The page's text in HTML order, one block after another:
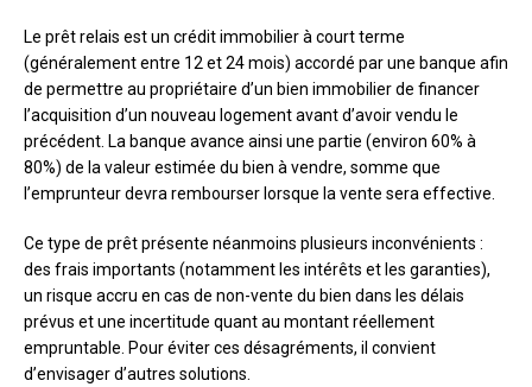
Le prêt relais est un crédit immobilier à court terme
(généralement entre 12 et 24 mois) accordé par une banque afin
de permettre au propriétaire d’un bien immobilier de financer
l’acquisition d’un nouveau logement avant d’avoir vendu le
précédent. La banque avance ainsi une partie (environ 60% à
80%) de la valeur estimée du bien à vendre, somme que
l’emprunteur devra rembourser lorsque la vente sera effective.
Ce type de prêt présente néanmoins plusieurs inconvénients :
des frais importants (notamment les intérêts et les garanties),
un risque accru en cas de non-vente du bien dans les délais
prévus et une incertitude quant au montant réellement
empruntable. Pour éviter ces désagréments, il convient
d’envisager d’autres solutions.